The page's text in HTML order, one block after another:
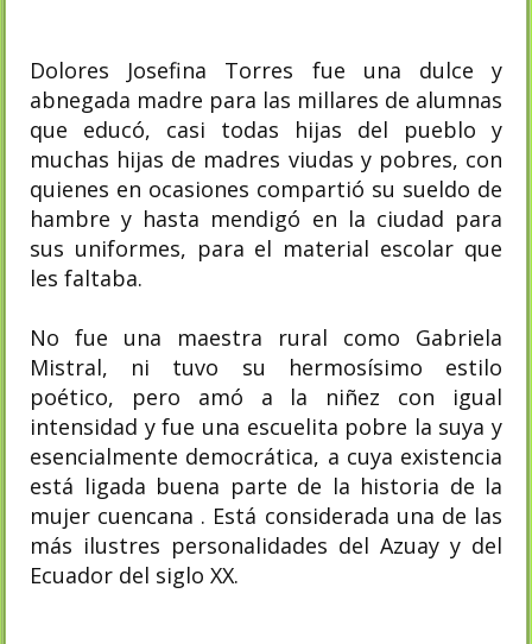
Dolores Josefina Torres fue una dulce y
abnegada madre para las millares de alumnas
que educó, casi todas hijas del pueblo y
muchas hijas de madres viudas y pobres, con
quienes en ocasiones compartió su sueldo de
hambre y hasta mendigó en la ciudad para
sus uniformes, para el material escolar que
les faltaba.
No fue una maestra rural como Gabriela
Mistral, ni tuvo su hermosísimo estilo
poético, pero amó a la niñez con igual
intensidad y fue una escuelita pobre la suya y
esencialmente democrática, a cuya existencia
está ligada buena parte de la historia de la
mujer cuencana . Está considerada una de las
más ilustres personalidades del Azuay y del
Ecuador del siglo XX.